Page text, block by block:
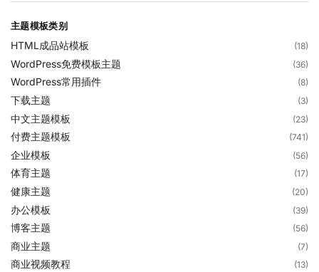
主题模板类别
HTML成品站模板 (18)
WordPress免费模板主题 (36)
WordPress常用插件 (8)
下载主题 (3)
中文主题模板 (23)
付费主题模板 (741)
企业模板 (56)
体育主题 (17)
健康主题 (20)
办公模板 (39)
博客主题 (56)
商业主题 (7)
商业视频教程 (13)